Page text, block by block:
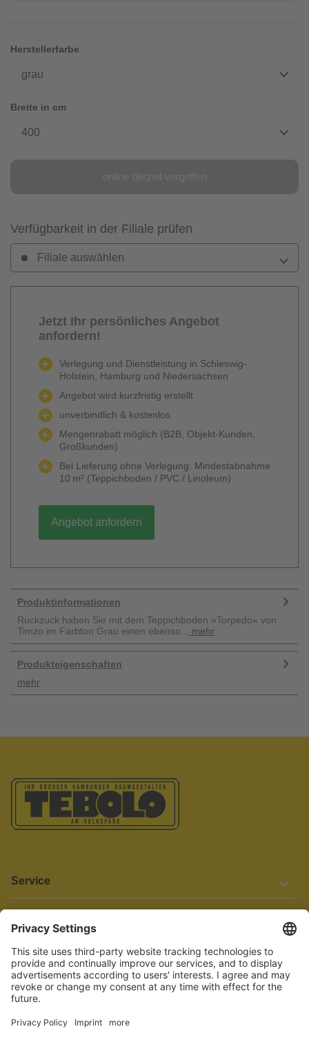
Herstellerfarbe
grau
Breite in cm
400
Verfügbarkeit in der Filiale prüfen
Filiale auswählen
Jetzt Ihr persönliches Angebot
anfordern!
Verlegung und Dienstleistung in Schleswig-
Holstein, Hamburg und Niedersachsen
Angebot wird kurzfristig erstellt
unverbindlich & kostenlos
Mengenrabatt möglich (B2B, Objekt-Kunden,
Großkunden)
Bei Lieferung ohne Verlegung: Mindestabnahme
10 m² (Teppichboden / PVC / Linoleum)
Angebot anfordern
Produktinformationen
Ruckzuck haben Sie mit dem Teppichboden »Torpedo« von
Timzo im Farbton Grau einen ebenso...
mehr
Produkteigenschaften
mehr
Service
Informationen
Barrierefreiheit
Wir bemühen uns, unsere Website barrierefrei zu gestalten.
Einige Inhalte und Funktionen sind derzeit jedoch noch nicht
vollständig zugänglich. Wenn Sie auf Barrieren stoßen oder Hilfe
benötigen, kontaktieren Sie uns bitte unter service[at]knutzen.de.
Vertrag widerrufen